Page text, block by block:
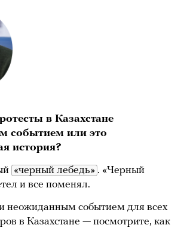
в Казахстане
событием или это
история?
«черный лебедь» . «Черный
и все поменял.
неожиданным событием для всех
в Казахстане — посмотрите, как